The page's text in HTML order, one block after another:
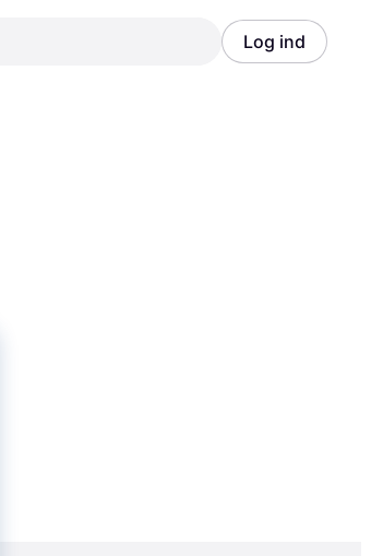
Log ind